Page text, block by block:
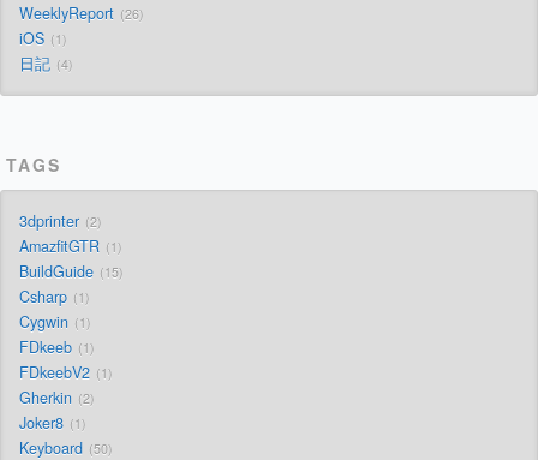
WeeklyReport 26
iOS 1
日記 4
TAGS
3dprinter 2
AmazfitGTR 1
BuildGuide 15
Csharp 1
Cygwin 1
FDkeeb 1
FDkeebV2 1
Gherkin 2
Joker8 1
Keyboard 50